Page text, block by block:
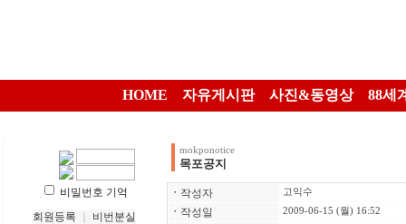
HOME 자유게시판 사진&동영상 88세
비밀번호 기억
회원등록
비번분실
mokponotice
목포공지
ㆍ 작성자 고익수
ㆍ 작성일 2009-06-15 (월) 16:52